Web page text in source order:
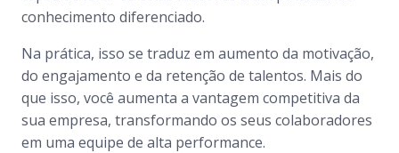
conhecimento diferenciado.
Na prática, isso se traduz em aumento da motivação,
do engajamento e da retenção de talentos. Mais do
que isso, você aumenta a vantagem competitiva da
sua empresa, transformando os seus colaboradores
em uma equipe de alta performance.